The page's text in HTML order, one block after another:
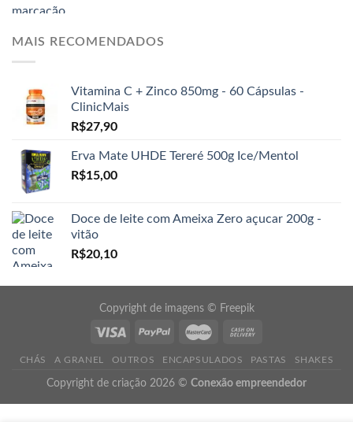
MAIS RECOMENDADOS
Vitamina C + Zinco 850mg - 60 Cápsulas -
ClinicMais
R$27,90
Erva Mate UHDE Tereré 500g Ice/Mentol
R$15,00
Doce de leite com Ameixa Zero açucar 200g -
vitão
R$20,10
Copyright de imagens © Freepik
CHÁS A GRANEL OUTROS ENCAPSULADOS PASTAS SHAKES
Copyright de criação 2026 © Conexão empreendedor